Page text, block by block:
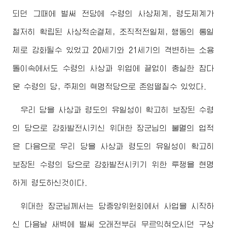
되던 그때에 벌써 전당에 수령의 사상체계, 령도체계가
철저히 확립된 사상적순결체, 조직적전일체, 행동의 통일
체로 강화될수 있었고 20세기와 21세기의 격변하는 소용
돌이속에서도 수령의 사상과 위업에 끝없이 충실한 참다
운 수령의 당, 주체의 혁명적당으로 존엄떨칠수 있었다.
우리 당을 사상과 령도의 유일성이 확고히 보장된 수령
의 당으로 강화발전시키신 위대한 장군님의 불멸의 업적
은 다음으로 우리 당을 사상과 령도의 유일성이 확고히
보장된 수령의 당으로 강화발전시키기 위한 투쟁을 현명
하게 령도하신것이다.
위대한 장군님 께서는 당중앙위원회에서 사업을 시작하
신 다음날 새벽에 벌써 오래전부터 무르익혀오시던 구상